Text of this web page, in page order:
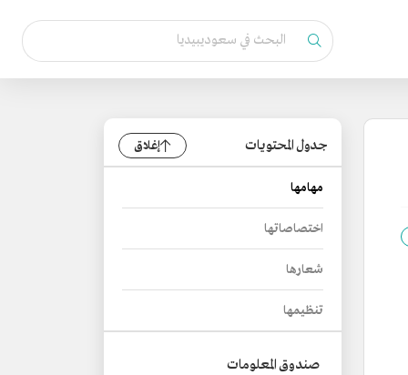
جدول المحتويات إغلاق
مهامها
اختصاصاتها
شعارها
تنظيمها
صندوق المعلومات